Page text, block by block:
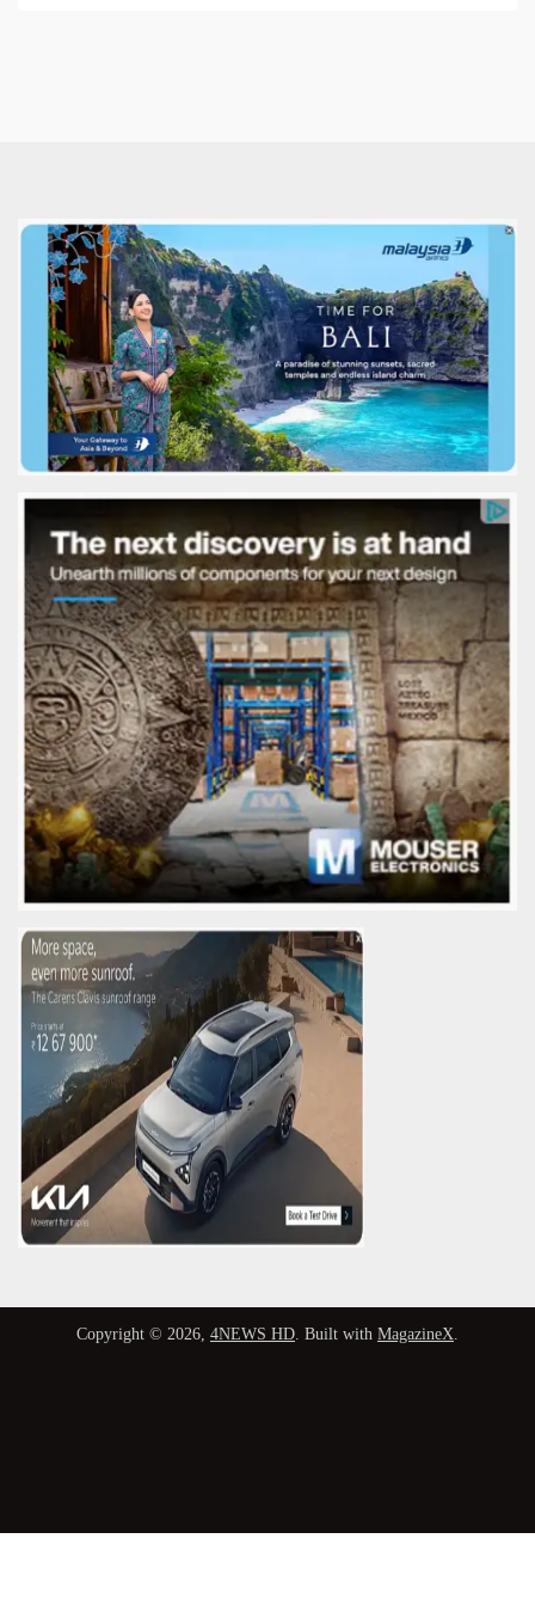
Copyright © 2026, 4NEWS HD . Built with MagazineX